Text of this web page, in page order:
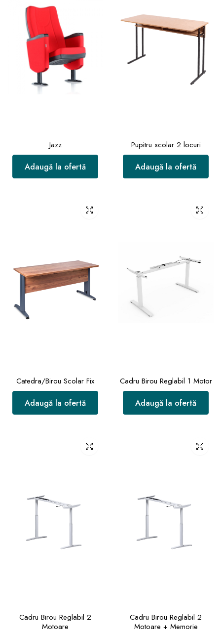
Jazz
Adaugă la ofertă
Pupitru scolar 2 locuri
Adaugă la ofertă
Catedra/Birou Scolar Fix
Adaugă la ofertă
Cadru Birou Reglabil 1 Motor
Adaugă la ofertă
Cadru Birou Reglabil 2
Motoare
Cadru Birou Reglabil 2
Motoare + Memorie